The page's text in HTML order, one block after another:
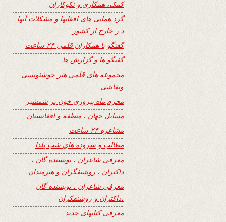
کمک، همکاری و نکوکاران
گرد همایی های افغانها و مشکلات آنها
د ر خارج از کشور
گفتگو با همکاران قلمی ۲۴ ساعت
گفتگو ها و گزارش ها
مجموعه های قلمی هنر خوشنویسی
ونقاشی
محرم ماه پیروزی خون بر شمشیر
مسایل جهان ، منطقه و افغانستان
مشاعره ۲۴ ساعت
مطالب و سروده های شب یلدا
معرفی شاعران ، نویسنده گان ،
داکتران ، روشنفگران و هنرمندان.
معرفی شاعران ، نویسنده گان
،داکتران و روشنفکران
معرفی کتابهای جدید